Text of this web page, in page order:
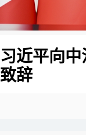
习近平向
致辞